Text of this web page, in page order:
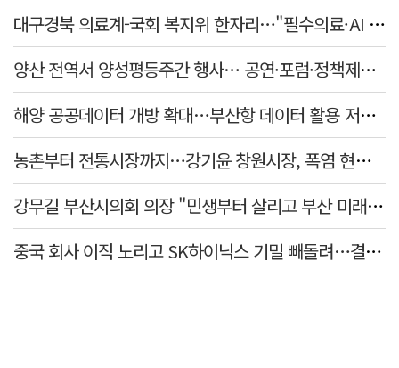
대구경북 의료계-국회 복지위 한자리…"필수의료·AI 바이오 협력 강화"
양산 전역서 양성평등주간 행사… 공연·포럼·정책제안 잇따라
해양 공공데이터 개방 확대…부산항 데이터 활용 저변 넓힌다
농촌부터 전통시장까지…강기윤 창원시장, 폭염 현장 누볐다
강무길 부산시의회 의장 "민생부터 살리고 부산 미래 준비하겠다"
중국 회사 이직 노리고 SK하이닉스 기밀 빼돌려…결국 실형